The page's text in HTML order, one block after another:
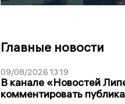
Главные новости
09/08/2026 13:19
В канале «Новостей
комментировать